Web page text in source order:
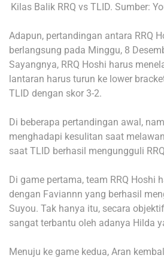
Kilas Balik RRQ vs TLID. Sumber:
Adapun, pertandingan antara RRQ
berlangsung pada Minggu, 8
Sayangnya, RRQ Hoshi harus
lantaran harus turun ke lower
TLID dengan skor 3-2.
Di beberapa pertandingan awal,
menghadapi kesulitan saat
saat TLID berhasil mengungguli
Di game pertama, team RRQ Hoshi
dengan Faviannn yang berhasil
Suyou. Tak hanya itu, secara
sangat terbantu oleh adanya Hilda
Menuju ke game kedua, Aran